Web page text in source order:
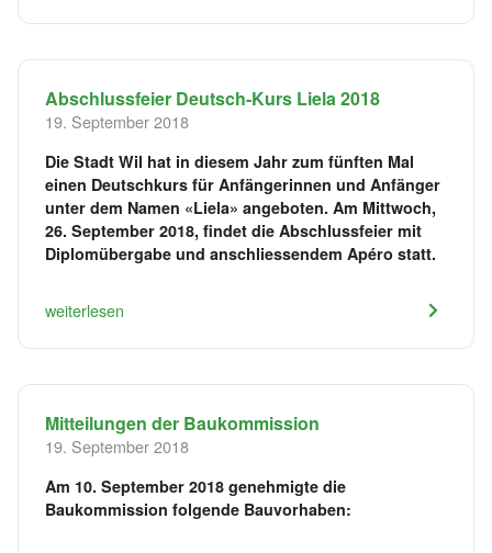
Abschlussfeier Deutsch-Kurs Liela 2018
19. September 2018
Die Stadt Wil hat in diesem Jahr zum fünften Mal
einen Deutschkurs für Anfängerinnen und Anfänger
unter dem Namen «Liela» angeboten. Am Mittwoch,
26. September 2018, findet die Abschlussfeier mit
Diplomübergabe und anschliessendem Apéro statt.
weiterlesen
Mitteilungen der Baukommission
19. September 2018
Am 10. September 2018 genehmigte die
Baukommission folgende Bauvorhaben: